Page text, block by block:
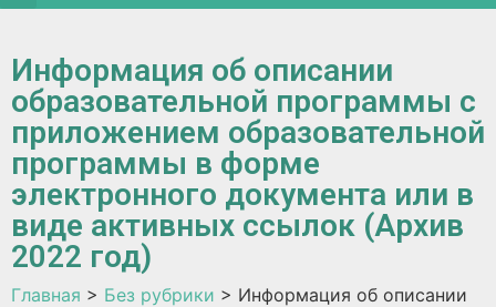
Информация об описании
образовательной программы с
приложением образовательной
программы в форме
электронного документа или в
виде активных ссылок (Архив
2022 год)
Главная > Без рубрики > Информация об описании